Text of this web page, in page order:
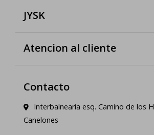
JYSK
Atencion al cliente
Contacto
Interbalnearia esq. Camino de los
Canelones